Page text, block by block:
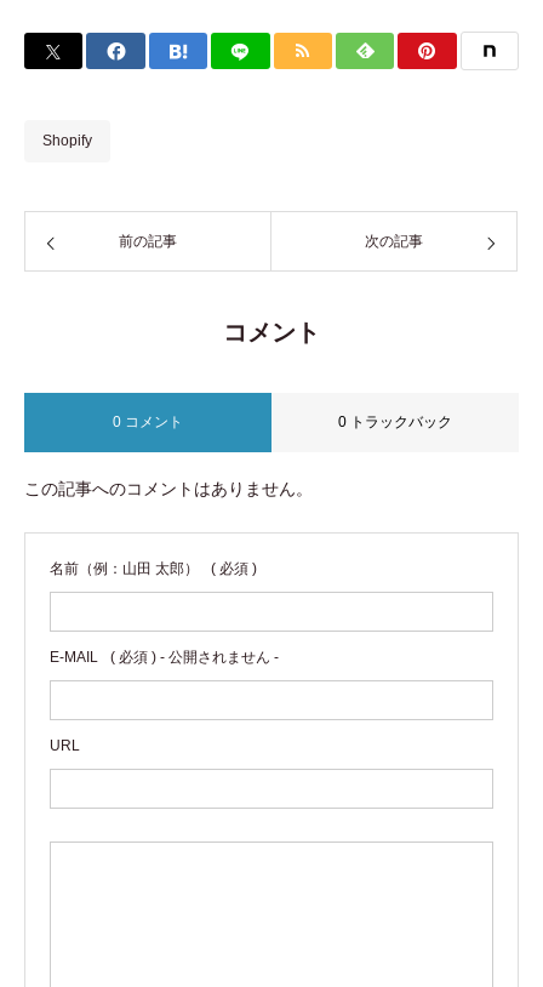
Shopify
前の記事 次の記事
コメント
0 コメント 0 トラックバック
この記事へのコメントはありません。
名前（例：山田 太郎） ( 必須 )
E-MAIL ( 必須 ) - 公開されません -
URL